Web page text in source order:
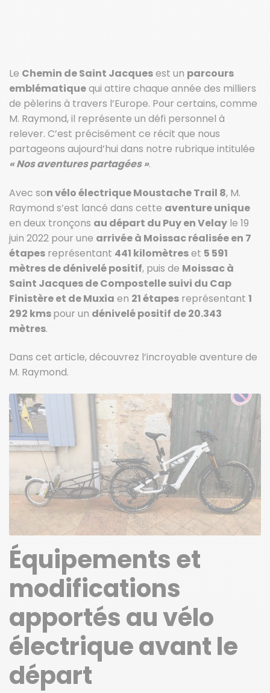
Le Chemin de Saint Jacquesest un parcours
emblématiquequi attire chaque année des milliers
de pèlerins à travers l’Europe. Pour certains, comme
M. Raymond, il représente un défi personnel à
relever. C’est précisément ce récit que nous
partageons aujourd’hui dans notre rubrique intitulée
« Nos aventures partagées ».
Avec son vélo électrique Moustache Trail 8, M.
Raymond s’est lancé dans cette aventure unique
en deux tronçons au départ du Puy en Velay le 19
juin 2022 pour une arrivée à Moissac réalisée en 7
étapes représentant 441 kilomètreset 5 591
mètres de dénivelé positif, puis de Moissac à
Saint Jacques de Compostelle suivi du Cap
Finistère et de Muxia en 21 étapes représentant 1
292 kmspour un dénivelé positif de 20.343
mètres.
Dans cet article, découvrez l’incroyable aventure de
M. Raymond.
Équipements et
modifications
apportés au vélo
électrique avant le
départ